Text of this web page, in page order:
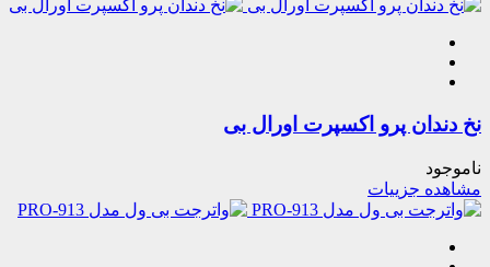
نخ دندان پرو اکسپرت اورال بی
ناموجود
مشاهده جزییات